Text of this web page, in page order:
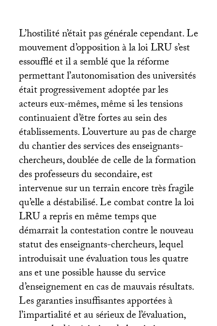
L’hostilité n’était pas générale cependant. Le
mouvement d’opposition à la loiLRUs’est
essoufflé et il a semblé que la réforme
permettant l’autonomisation des universités
était progressivement adoptée par les
acteurs eux-mêmes, même si les tensions
continuaient d’être fortes au sein des
établissements. L’ouverture au pas de charge
du chantier des services des enseignants-
chercheurs, doublée de celle de la formation
des professeurs du secondaire, est
intervenue sur un terrain encore très fragile
qu’elle a déstabilisé. Le combat contre la loi
LRUa repris en même temps que
démarrait la contestation contre le nouveau
statut des enseignants-chercheurs, lequel
introduisait une évaluation tous les quatre
ans et une possible hausse du service
d’enseignement en cas de mauvais résultats.
Les garanties insuffisantes apportées à
l’impartialité et au sérieux de l’évaluation,